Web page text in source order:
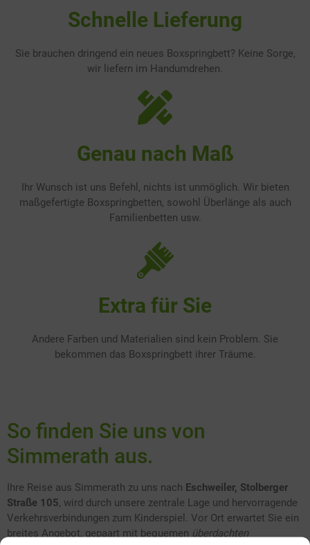
Schnelle Lieferung
Sie brauchen dringend ein neues Boxspringbett? Keine Sorge,
wir liefern im Handumdrehen.
Genau nach Maß
Ihr Wunsch ist uns Befehl, nichts ist unmöglich. Wir bieten
maßgefertigte Boxspringbetten, sowohl Überlänge als auch
Familienbetten usw.
Extra für Sie
Andere Farben und Materialien sind kein Problem. Sie
bekommen das Boxspringbett ihrer Träume.
So finden Sie uns von
Simmerath aus.
Ihre Reise aus Simmerath zu uns nach Eschweiler, Stolberger
Straße 105, wird durch unsere zentrale Lage und hervorragende
Verkehrsverbindungen zum Kinderspiel. Vor Ort erwartet Sie ein
breites Angebot, gepaart mit bequemen überdachten